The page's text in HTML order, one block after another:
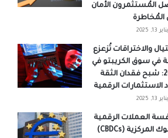
المُستثمرون الأمان
المُخاطرة
يناير 13, 2025
والاختراقات تُزعزع
في سوق الكريبتو في
2025: شبح فقدان الثقة
الاستثمارات الرقمية
يناير 13, 2025
العملات الرقمية
للبنوك المركزية (CBDCs)